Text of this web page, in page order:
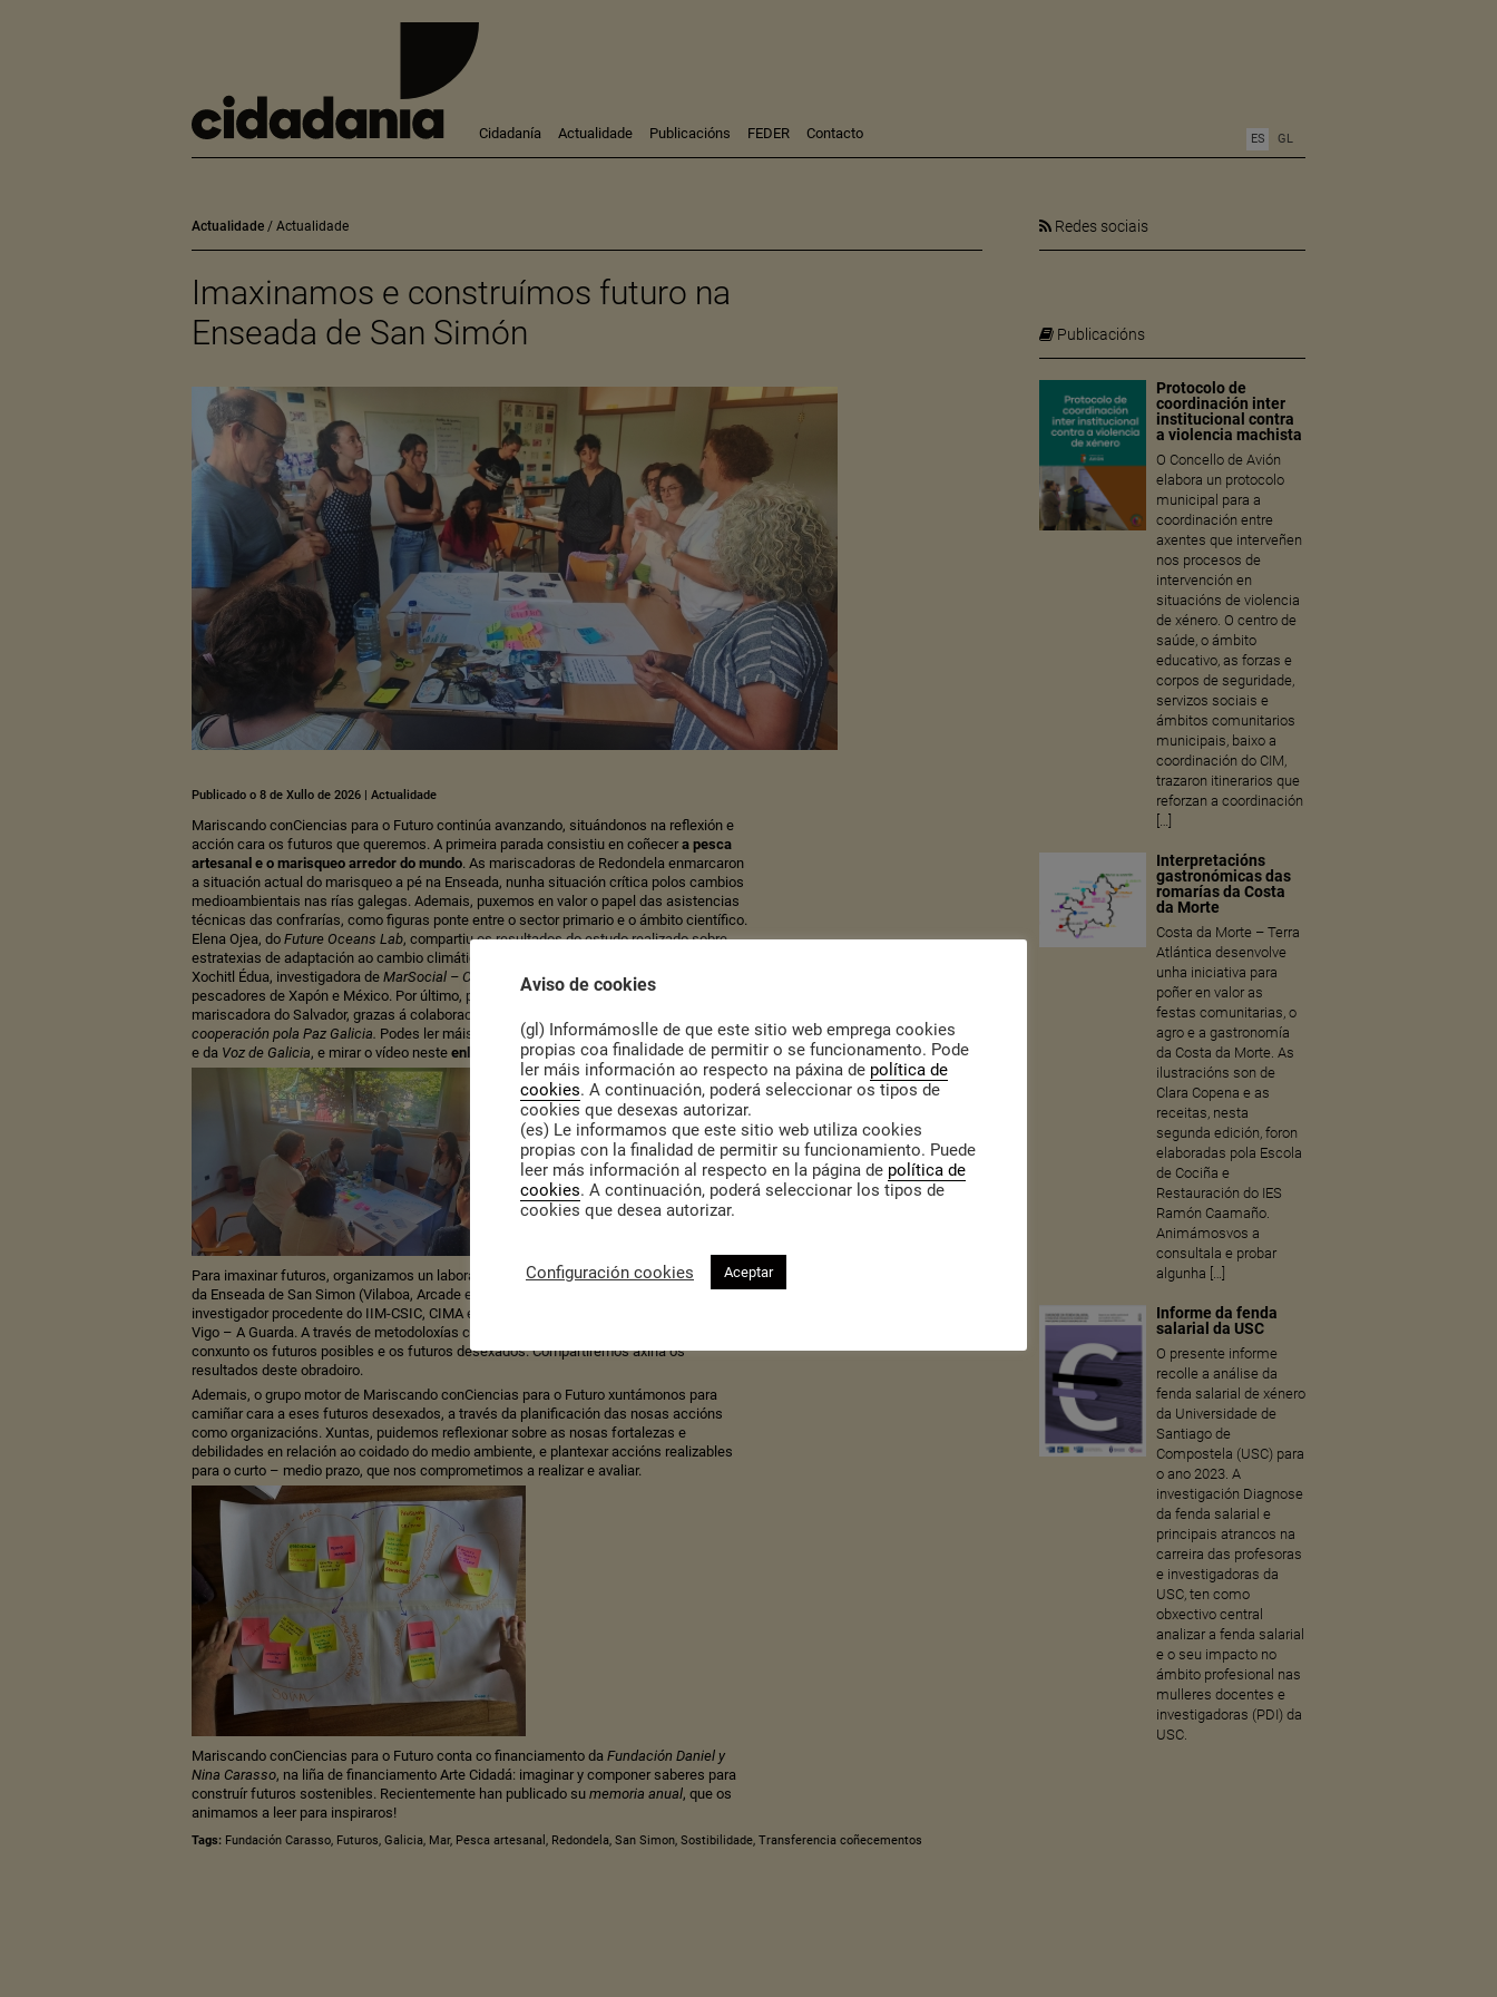
Cidadanía Actualidade Publicacións FEDER Contacto ES GL
Actualidade Actualidade
Imaxinamos e construímos futuro na
Enseada de San Simón
Publicado o 8 de Xullo de 2026 | Actualidade
Mariscando conCiencias para o Futuro continúa avanzando, situándonos na reflexión e
acción cara os futuros que queremos. A primeira parada consistiu en coñecer a pesca
artesanal e o marisqueo arredor do mundo. As mariscadoras de Redondela enmarcaron
a situación actual do marisqueo a pé na Enseada, nunha situación crítica polos cambios
medioambientais nas rías galegas. Ademais, puxemos en valor o papel das asistencias
técnicas das confrarías, como figuras ponte entre o sector primario e o ámbito científico.
Elena Ojea, do Future Oceans Lab, compartiu os resultados do estudo realizado sobre
estratexias de adaptación ao cambio climático na pesca e no marisqueo en Galicia.
Xochitl Édua, investigadora de MarSocial – CSIC
, compartiu a súa experiencia con
pescadores de Xapón e México. Por último, puidemos contactar en directo cunha
mariscadora do Salvador, grazas á colaboración na xornada de
cooperación pola Paz Galicia. Podes ler máis sobre a xornada nas novas doFaro de Vigo,
e da Voz de Galicia, e mirar o vídeo neste enlace
Para imaxinar futuros, organizamos un laboratorio xunto coas mariscadoras do conxunto
da Enseada de San Simon (Vilaboa, Arcade e Redondela), así como co persoal
investigador procedente do IIM-CSIC, CIMA e UVigo. Participou tamén o GALP Ría de
Vigo – A Guarda. A través de metodoloxías creativas como o collage, visualizamos en
conxunto os futuros posibles e os futuros desexados. Compartiremos axiña os
resultados deste obradoiro.
Ademais, o grupo motor de Mariscando conCiencias para o Futuro xuntámonos para
camiñar cara a eses futuros desexados, a través da planificación das nosas accións
como organizacións. Xuntas, puidemos reflexionar sobre as nosas fortalezas e
debilidades en relación ao coidado do medio ambiente, e plantexar accións realizables
para o curto – medio prazo, que nos comprometimos a realizar e avaliar.
Mariscando conCiencias para o Futuro conta co financiamento da Fundación Daniel y
Nina Carasso, na liña de financiamento Arte Cidadá: imaginar y componer saberes para
construír futuros sostenibles. Recientemente han publicado su memoria anual, que os
animamos a leer para inspiraros!
Tags: Fundación Carasso, Futuros, Galicia, Mar, Pesca artesanal , Redondela, San Simon, Sostibilidade, Transferencia coñecementos
Redes sociais
Publicacións
Protocolo de
coordinación inter
institucional contra
a violencia machista
O Concello de Avión
elabora un protocolo
municipal para a
coordinación entre
axentes que interveñen
nos procesos de
intervención en
situacións de violencia
de xénero. O centro de
saúde, o ámbito
educativo, as forzas e
corpos de seguridade,
servizos sociais e
ámbitos comunitarios
municipais, baixo a
coordinación do CIM,
trazaron itinerarios que
reforzan a coordinación
[…]
Interpretacións
gastronómicas das
romarías da Costa
da Morte
Costa da Morte – Terra
Atlántica desenvolve
unha iniciativa para
poñer en valor as
festas comunitarias, o
agro e a gastronomía
da Costa da Morte. As
ilustracións son de
Clara Copena e as
receitas, nesta
segunda edición, foron
elaboradas pola Escola
de Cociña e
Restauración do IES
Ramón Caamaño.
Animámosvos a
consultala e probar
algunha […]
Informe da fenda
salarial da USC
O presente informe
recolle a análise da
fenda salarial de xénero
da Universidade de
Santiago de
Compostela (USC) para
o ano 2023. A
investigación Diagnose
da fenda salarial e
principais atrancos na
carreira das profesoras
e investigadoras da
USC, ten como
obxectivo central
analizar a fenda salarial
e o seu impacto no
ámbito profesional nas
mulleres docentes e
investigadoras (PDI) da
USC.
Aviso de cookies
(gl) Informámoslle de que este sitio web emprega cookies
propias coa finalidade de permitir o se funcionamento. Pode
ler máis información ao respecto na páxina de política de
cookies. A continuación, poderá seleccionar os tipos de
cookies que desexas autorizar.
(es) Le informamos que este sitio web utiliza cookies
propias con la finalidad de permitir su funcionamiento. Puede
leer más información al respecto en la página de política de
cookies. A continuación, poderá seleccionar los tipos de
cookies que desea autorizar.
Configuración cookies Aceptar